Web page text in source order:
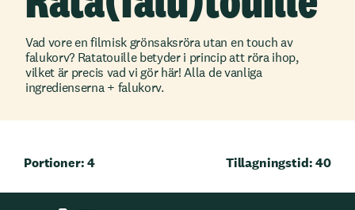
Vad vore en filmisk grönsaksröra utan en touch av
falukorv? Ratatouille betyder i princip att röra ihop,
vilket är precis vad vi gör här! Alla de vanliga
ingredienserna + falukorv.
Portioner: 4 Tillagningstid: 40